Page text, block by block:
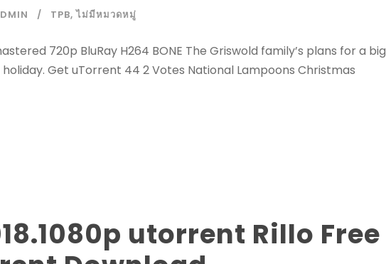
TPB, ไม่มีหมวดหมู่
720p BluRay H264 BONE The Griswold family’s plans for a big
Get uTorrent 44 2 Votes National Lampoons Christmas
utorrent Rillo Free